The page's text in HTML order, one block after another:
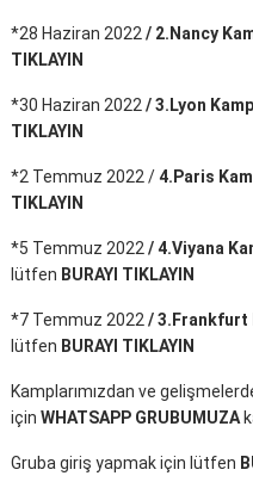
*28 Haziran 2022 / 2.Nancy
TIKLAYIN
*30 Haziran 2022 / 3.Lyon
TIKLAYIN
*2 Temmuz 2022 /4.Paris
TIKLAYIN
*5 Temmuz 2022 / 4.Viyana
lütfen BURAYI TIKLAYIN
*7 Temmuz 2022 / 3.Frankfurt
lütfen BURAYI TIKLAYIN
Kamplarımızdan ve
içinWHATSAPP GRUBUMUZA
Gruba giriş yapmak için lütfen